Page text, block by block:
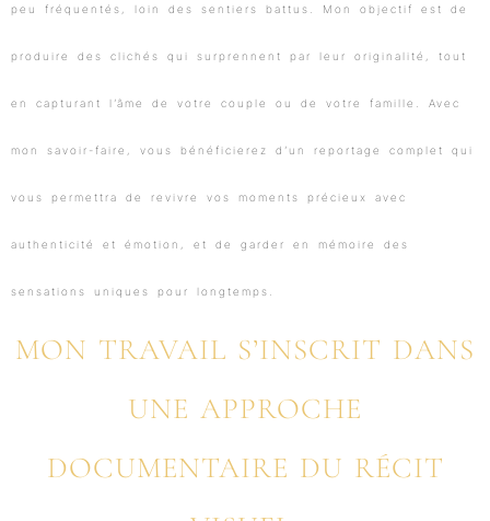
peu fréquentés, loin des sentiers battus. Mon objectif est de
produire des clichés qui surprennent par leur originalité, tout
en capturant l’âme de votre couple ou de votre famille. Avec
mon savoir-faire, vous bénéficierez d’un reportage complet qui
vous permettra de revivre vos moments précieux avec
authenticité et émotion, et de garder en mémoire des
sensations uniques pour longtemps.
MON TRAVAIL S’INSCRIT DANS
UNE APPROCHE
DOCUMENTAIRE DU RÉCIT